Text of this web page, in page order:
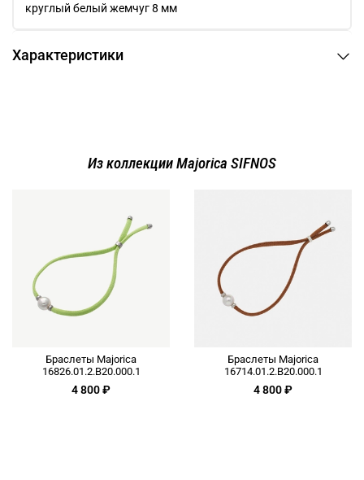
круглый белый жемчуг 8 мм
Характеристики
Из коллекции Majorica SIFNOS
Браслеты Majorica
16826.01.2.B20.000.1
4 800 ₽
Браслеты Majorica
16714.01.2.B20.000.1
4 800 ₽